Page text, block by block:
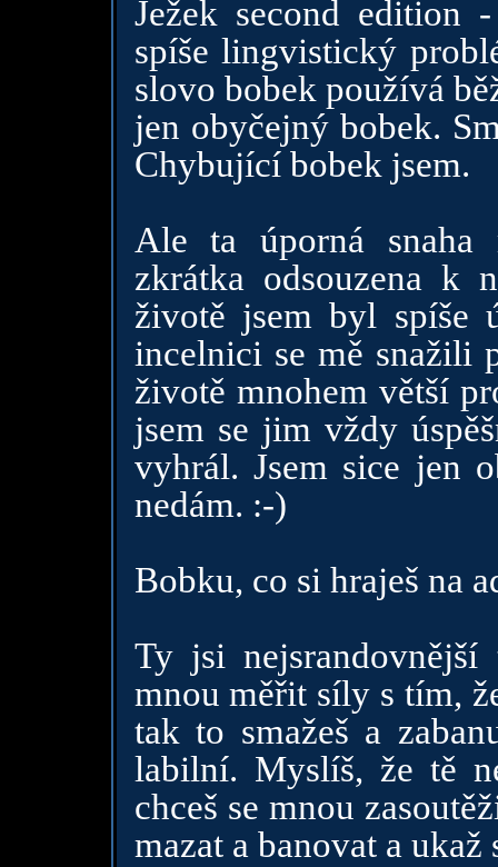
Ježek second edition
spíše lingvistický
slovo bobek používá
jen obyčejný bobek.
Chybující bobek jsem.
Ale ta úporná snaha
zkrátka odsouzena k
životě jsem byl spíše
incelnici se mě snažili
životě mnohem větší
jsem se jim vždy
vyhrál. Jsem sice jen
nedám. :-)
Bobku, co si hraješ na
Ty jsi
mnou měřit síly s tím,
tak to smažeš a
labilní. Myslíš, že tě
chceš se mnou
mazat a banovat a ukaž